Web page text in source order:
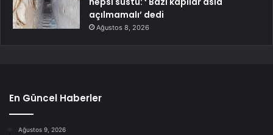
açılmamalı’ dedi
Ağustos 8, 2026
En Güncel Haberler
Ağustos 9, 2026